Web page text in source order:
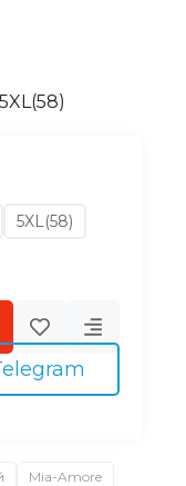
5XL(58)
Mia-Amore